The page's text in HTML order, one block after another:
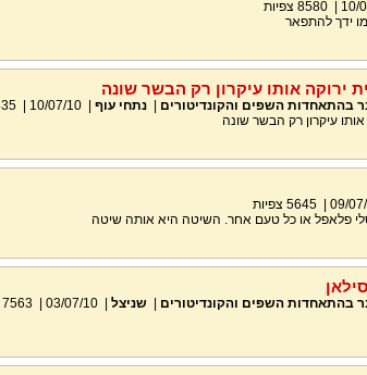
10/
8580 צפיות
ידך להתפאר
ירוקה אותו עיקרון רק הבשר שונה
בהתאחדות השפים והקונדיטורים נתחי עוף 10/07/10
עיקרון רק הבשר שונה
09/
5645 צפיות
פלאפל או כל טעם אחר. השיטה היא אותה שיטה
בהתאחדות השפים והקונדיטורים שניצל 03/07/10
7563